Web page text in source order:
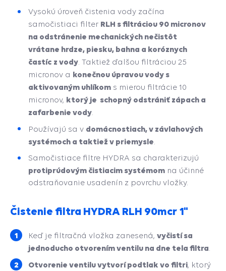
Vysokú úroveň čistenia vody začína
samočistiaci filter RLH s filtráciou 90 micronov
na odstránenie mechanických nečistôt
vrátane hrdze, piesku, bahna a koróznych
častíc z vody Taktiež ďalšou filtráciou 25
micronov a konečnou úpravou vody s
aktivovaným uhlíkom s mierou filtrácie 10
micronov, ktorý je schopný odstrániť zápach a
zafarbenie vody
Používajú sa v domácnostiach, v závlahových
systémoch a taktiež v priemysle
Samočistiace filtre HYDRA sa charakterizujú
protiprúdovým čistiacim systémom na účinné
odstraňovanie usadenín z povrchu vložky.
Čistenie filtra HYDRA RLH 90mcr 1"
Keď je filtračná vložka zanesená, vyčistí sa
jednoducho otvorením ventilu na dne tela filtra
Otvorenie ventilu vytvorí podtlak vo filtri, ktorý